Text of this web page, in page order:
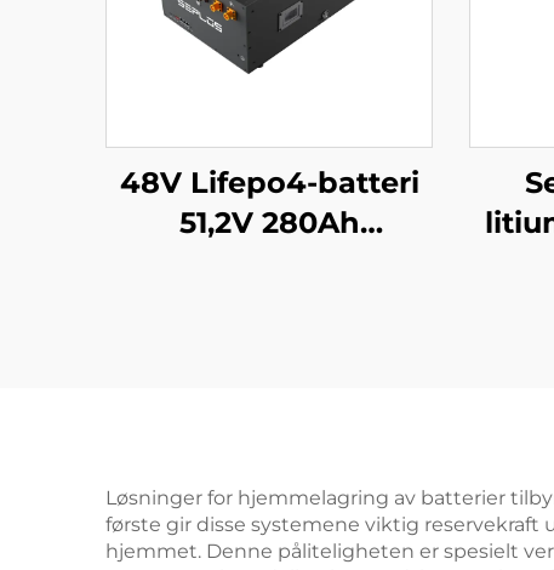
48V Lifepo4-batteri
51,2V 280Ah
Løsninger for hjemmelagring av batterier
første gir disse systemene viktig
hjemmet. Denne påliteligheten er spesielt